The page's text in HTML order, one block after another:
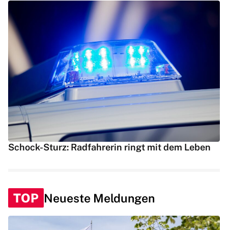
Schock-Sturz: Radfahrerin ringt mit dem Leben
TOP Neueste Meldungen